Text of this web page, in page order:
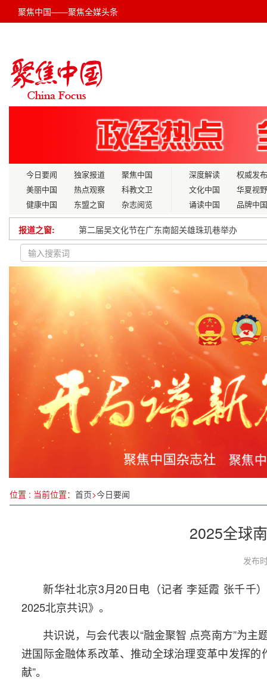
聚焦中国——聚焦全媒头条
今日要闻 独家报道
聚焦中国
美丽中国
热点观察
科教文卫
健康中国
东盟之窗 杂志阅览
深度解读
权威发布
文化中国
华夏视野
诵读中国
品牌中国
报道之窗:
第二届吴文化节在广东南韶关雄珠玑巷举办
樊后鹏：以颠覆性绿色科技，筑基“十五五”新质生
1至2月，浙江进出口总值8447.2亿元，同比增长
厦金大桥（厦门段）完成首件预制墩台精准出运吊
书写新时代高质量发展“外事答卷”
中国经济圆桌会|农业农村部：耕好“两块良田”保障
浪潮信息：元脑企智DeepSeek一体机将举办生态
郑家小学竣工验收圆满完成，教育新地标正式落成
第十三届中国创新创业大赛创新挑战赛（西安）圆
位置 : 当前位置： 首页>今日要闻
2025全球
发布
新华社北京3月20日电（记者 李延霞 张千千
2025北京共识》。
共识说，与会代表以“融金聚智 点亮南方”为
进国际金融体系改革、推动全球治理变革中发挥
献”。